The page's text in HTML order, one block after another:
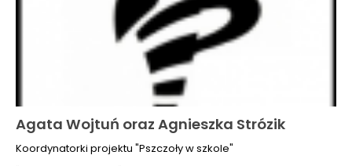
Agata Wojtuń oraz Agnieszka Strózik
Koordynatorki projektu "Pszczoły w szkole"